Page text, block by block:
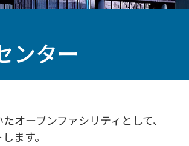
ンター
オープンファシリティとして、
ます。